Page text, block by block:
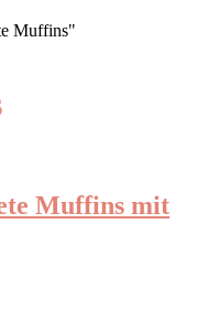
Muffins"
Muffins mit